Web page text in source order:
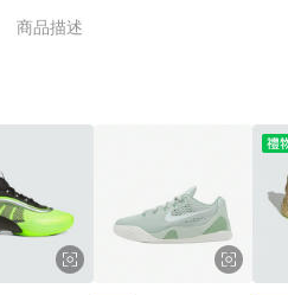
[2024/6/1起適用] -內接硬
- 購物中心商店之商品：商
轉賣而非最終消費使用者，
為準
商品描述